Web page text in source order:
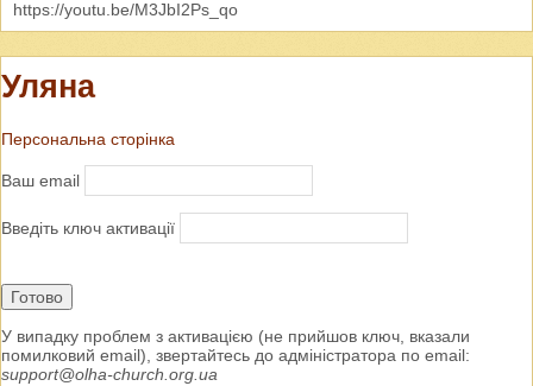
https://youtu.be/M3JbI2Ps_qo
Уляна
Персональна сторінка
Ваш email
Введіть ключ активації
Готово
У випадку проблем з активацією (не прийшов ключ, вказали
помилковий email), звертайтесь до адміністратора по email:
support@olha-church.org.ua